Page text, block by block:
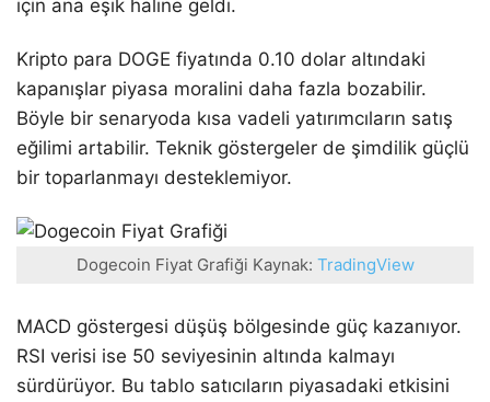
için ana eşik haline geldi.
Kripto para DOGE fiyatında 0.10 dolar altındaki
kapanışlar piyasa moralini daha fazla bozabilir.
Böyle bir senaryoda kısa vadeli yatırımcıların satış
eğilimi artabilir. Teknik göstergeler de şimdilik güçlü
bir toparlanmayı desteklemiyor.
Dogecoin Fiyat Grafiği Kaynak: TradingView
MACD göstergesi düşüş bölgesinde güç kazanıyor.
RSI verisi ise 50 seviyesinin altında kalmayı
sürdürüyor. Bu tablo satıcıların piyasadaki etkisini